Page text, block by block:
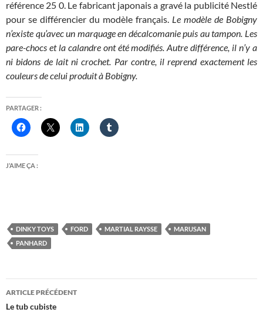
référence 25 0. Le fabricant japonais a gravé la publicité Nestlé
pour se différencier du modèle français. Le modèle de Bobigny
n’existe qu’avec un marquage en décalcomanie puis au tampon. Les
pare-chocs et la calandre ont été modifiés. Autre différence, il n’y a
ni bidons de lait ni crochet. Par contre, il reprend exactement les
couleurs de celui produit à Bobigny.
PARTAGER :
J’AIME ÇA :
DINKY TOYS FORD MARTIAL RAYSSE
MARUSAN
PANHARD
Navigation
des
ARTICLE PRÉCÉDENT
Le tub cubiste